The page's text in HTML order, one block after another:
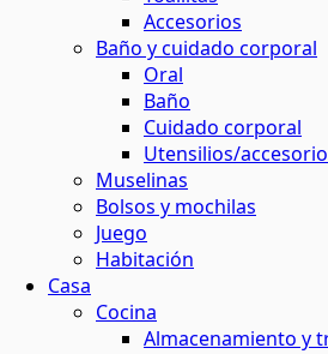
Accesorios
Baño y cuidado corporal
Oral
Baño
Cuidado corporal
Utensilios/
Muselinas
Bolsos y mochilas
Juego
Habitación
Casa
Cocina
Almacenamiento y